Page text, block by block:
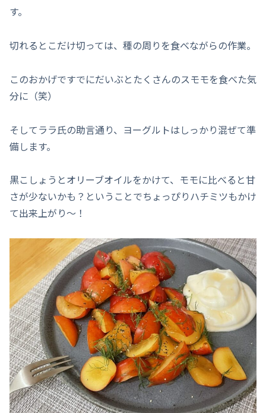
す。
切れるとこだけ切っては、種の周りを食べながらの作業。
このおかげですでにだいぶとたくさんのスモモを食べた気
分に（笑）
そしてララ氏の助言通り、ヨーグルトはしっかり混ぜて準
備します。
黒こしょうとオリーブオイルをかけて、モモに比べると甘
さが少ないかも？ということでちょっぴりハチミツもかけ
て出来上がり～！